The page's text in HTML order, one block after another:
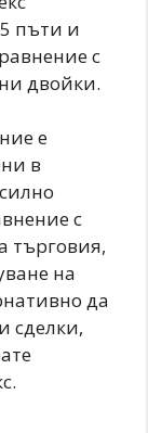
пъти и
с
двойки.
е
в
с
търговия,
на
да
сделки,